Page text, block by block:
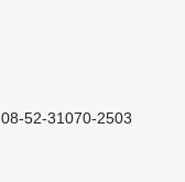
08-52-31070-2503